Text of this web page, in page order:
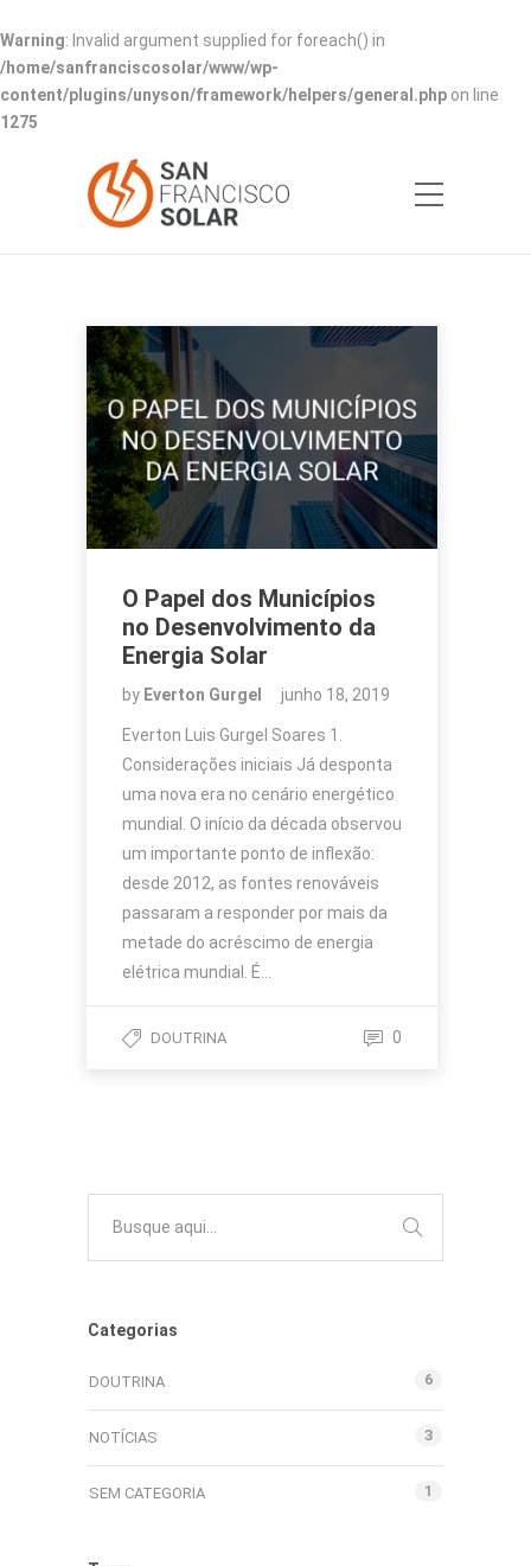
Warning: Invalid argument supplied for foreach() in
/home/sanfranciscosolar/www/wp-
content/plugins/unyson/framework/helpers/general.php on line
1275
O Papel dos Municípios
no Desenvolvimento da
Energia Solar
by Everton Gurgel junho 18, 2019
Everton Luis Gurgel Soares 1.
Considerações iniciais Já desponta
uma nova era no cenário energético
mundial. O início da década observou
um importante ponto de inflexão:
desde 2012, as fontes renováveis
passaram a responder por mais da
metade do acréscimo de energia
elétrica mundial. É…
DOUTRINA 0
Categorias
DOUTRINA 6
NOTÍCIAS 3
SEM CATEGORIA 1